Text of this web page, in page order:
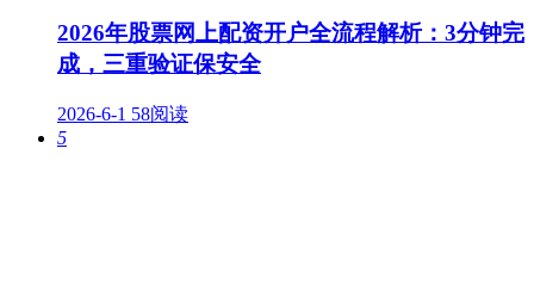
2026年股票网上配资开户全流程解析：3分钟完
成，三重验证保安全
2026-6-1 58阅读
5